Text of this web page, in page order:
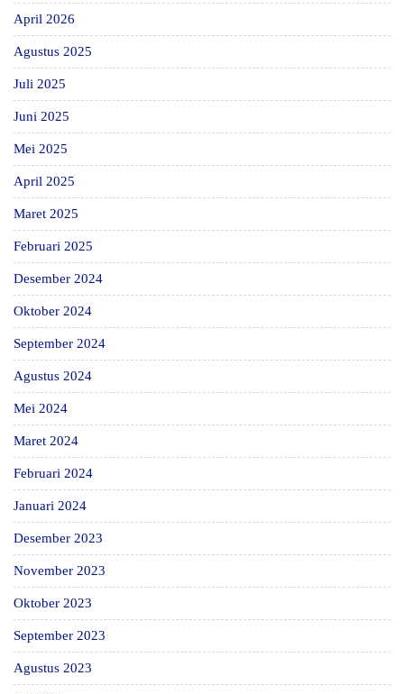
April 2026
Agustus 2025
Juli 2025
Juni 2025
Mei 2025
April 2025
Maret 2025
Februari 2025
Desember 2024
Oktober 2024
September 2024
Agustus 2024
Mei 2024
Maret 2024
Februari 2024
Januari 2024
Desember 2023
November 2023
Oktober 2023
September 2023
Agustus 2023